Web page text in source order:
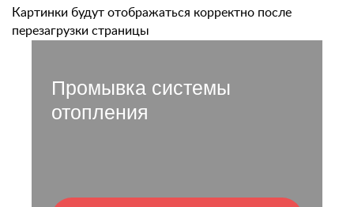
Картинки будут отображаться корректно после
перезагрузки страницы
Промывка системы
отопления